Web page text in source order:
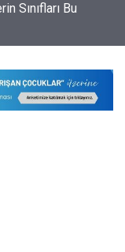
Sınıfları Bu